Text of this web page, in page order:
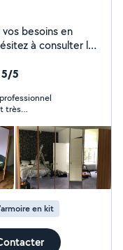
besoins en
à consulter les
ni connaissance
le département.
QUI VOUS
réponse.
5/5
très
en kit